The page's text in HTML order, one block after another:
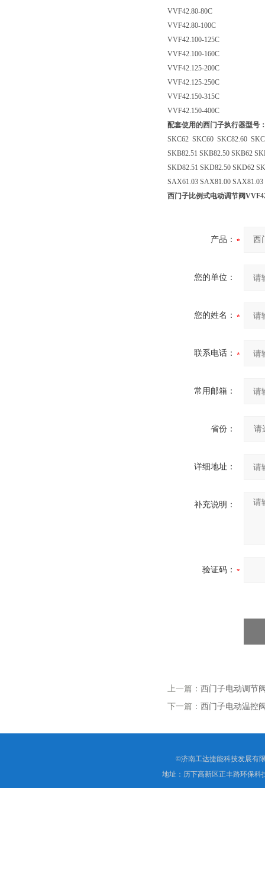
VVF42.80-80C
VVF42.80-100C
VVF42.100-125C
VVF42.100-160C
VVF42.125-200C
VVF42.125-250C
VVF42.150-315C
VVF42.150-400C
配套使用的西门子执行器型号
SKC62 SKC60 SKC82.60
SKB82.51 SKB82.50 SKB62
SKD82.51 SKD82.50 SKD62
SAX61.03 SAX81.00
西门子比例式电动调节阀
产品：
您的单位：
您的姓名：
联系电话：
常用邮箱：
省份：
详细地址：
补充说明：
验证码：
上一篇： 西门子电动调节
下一篇： 西门子电动温控
©济南工达捷能科技发展有
地址：历下高新区正丰路环保科